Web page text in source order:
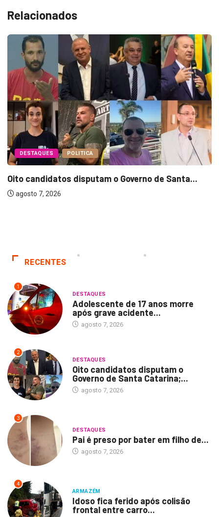
Relacionados
DESTAQUES POLITICA
Oito candidatos disputam o Governo de Santa...
agosto 7, 2026
RECENTES
1
DESTAQUES
Adolescente de 17 anos morre
após grave acidente...
agosto 7, 2026
2
DESTAQUES
Oito candidatos disputam o
Governo de Santa Catarina;...
agosto 7, 2026
3
DESTAQUES
Pai é preso por bater em filho de...
agosto 7, 2026
4
ARMAZÉM
Idoso fica ferido após colisão
frontal entre carro...